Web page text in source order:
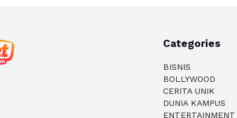
Categories
BISNIS
BOLLYWOOD
CERITA UNIK
DUNIA KAMPUS
ENTERTAINMENT